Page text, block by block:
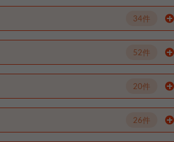
34件
52件
20件
26件